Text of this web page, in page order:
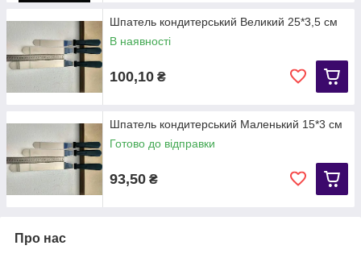
Шпатель кондитерський Великий 25*3,5 см
В наявності
100,10 ₴
Шпатель кондитерський Маленький 15*3 см
Готово до відправки
93,50 ₴
Про нас